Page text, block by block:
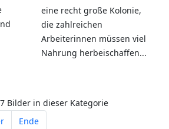
eine recht große Kolonie,
die zahlreichen
Arbeiterinnen müssen viel
Nahrung herbeischaffen...
Bilder in dieser Kategorie
Ende